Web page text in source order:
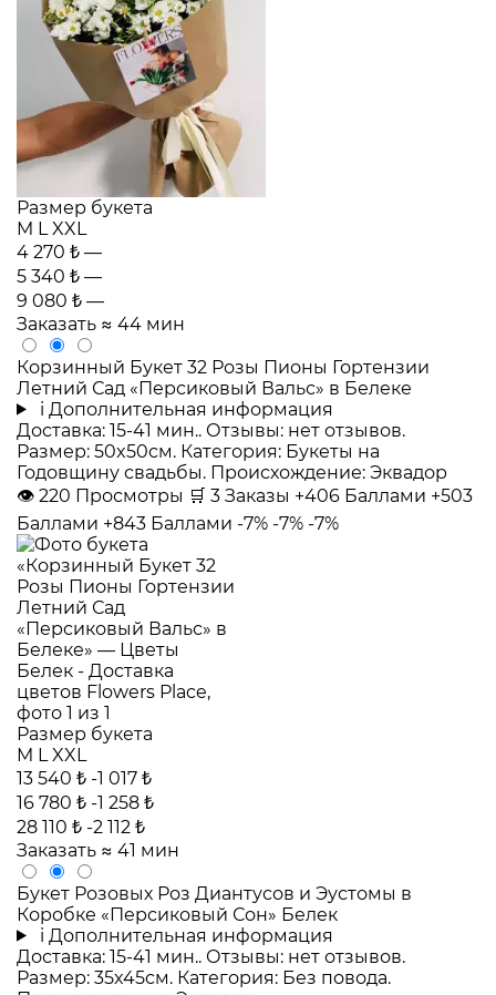
Размер букета
M L XXL
4 270 ₺ —
5 340 ₺ —
9 080 ₺ —
Заказать ≈ 44 мин
Корзинный Букет 32 Розы Пионы Гортензии
Летний Сад «Персиковый Вальс» в Белеке
i Дополнительная информация
Доставка: 15-41 мин.. Отзывы: нет отзывов.
Размер: 50x50см. Категория: Букеты на
Годовщину свадьбы. Происхождение: Эквадор
👁 220 Просмотры 🛒 3 Заказы +406 Баллами +503
Баллами +843 Баллами -7% -7% -7%
Размер букета
M L XXL
13 540 ₺ -1 017 ₺
16 780 ₺ -1 258 ₺
28 110 ₺ -2 112 ₺
Заказать ≈ 41 мин
Букет Розовых Роз Диантусов и Эустомы в
Коробке «Персиковый Сон» Белек
i Дополнительная информация
Доставка: 15-41 мин.. Отзывы: нет отзывов.
Размер: 35x45см. Категория: Без повода.